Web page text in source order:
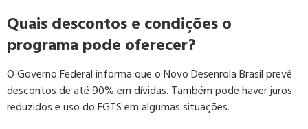
Quais descontos e condições o
programa pode oferecer?
O Governo Federal informa que o Novo Desenrola Brasil prevê
descontos de até 90% em dívidas. Também pode haver juros
reduzidos e uso do FGTS em algumas situações.